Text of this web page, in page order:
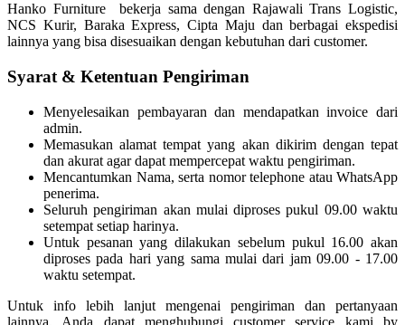
Hanko Furniture bekerja sama dengan Rajawali Trans Logistic,
NCS Kurir, Baraka Express, Cipta Maju dan berbagai ekspedisi
lainnya yang bisa disesuaikan dengan kebutuhan dari customer.
Syarat & Ketentuan Pengiriman
Menyelesaikan pembayaran dan mendapatkan invoice dari
admin.
Memasukan alamat tempat yang akan dikirim dengan tepat
dan akurat agar dapat mempercepat waktu pengiriman.
Mencantumkan Nama, serta nomor telephone atau WhatsApp
penerima.
Seluruh pengiriman akan mulai diproses pukul 09.00 waktu
setempat setiap harinya.
Untuk pesanan yang dilakukan sebelum pukul 16.00 akan
diproses pada hari yang sama mulai dari jam 09.00 - 17.00
waktu setempat.
Untuk info lebih lanjut mengenai pengiriman dan pertanyaan
lainnya, Anda dapat menghubungi customer service kami by